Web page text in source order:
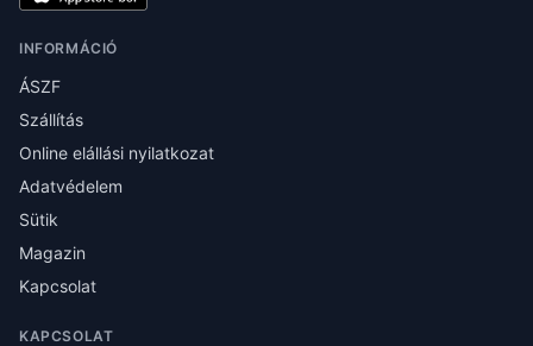
INFORMÁCIÓ
ÁSZF
Szállítás
Online elállási nyilatkozat
Adatvédelem
Sütik
Magazin
Kapcsolat
KAPCSOLAT